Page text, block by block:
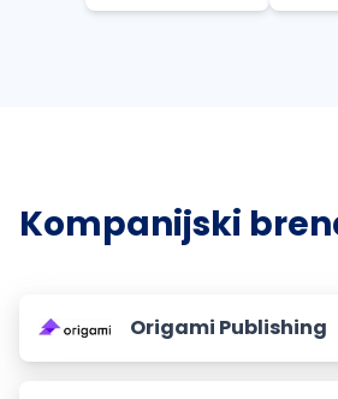
Kompanijski
Origami Publishing